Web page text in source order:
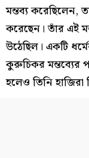
মন্তব্য করেছিলেন,
করেছেন। তাঁর এই
উঠেছিল। একটি
কুরুচিকর মন্তব্যের
হলেও তিনি হাজিরা